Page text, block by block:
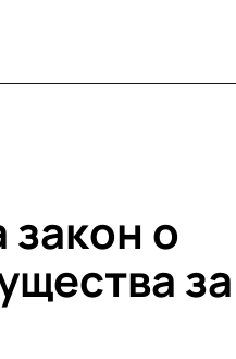
закон о